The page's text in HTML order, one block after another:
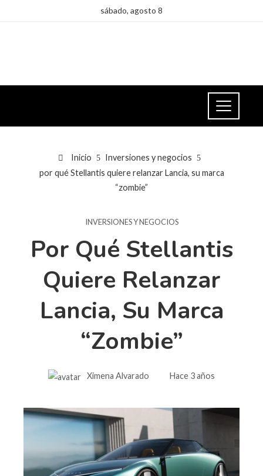
sábado, agosto 8
Inicio
Inversiones y negocios
por qué Stellantis quiere relanzar Lancia, su marca
“zombie”
INVERSIONES Y NEGOCIOS
Por Qué Stellantis
Quiere Relanzar
Lancia, Su Marca
“zombie”
Ximena Alvarado Hace 3 años